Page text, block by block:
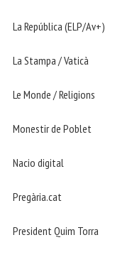
La República (ELP/Av+)
La Stampa / Vaticà
Le Monde / Religions
Monestir de Poblet
Nacio digital
Pregària.cat
President Quim Torra